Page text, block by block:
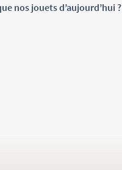
nos jouets d’aujourd’hui ?